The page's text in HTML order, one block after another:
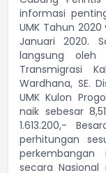
informasi
UMK Tahun
Januari 2020.
langsung oleh
Transmigrasi
Wardhana, SE.
UMK Kulon
naik sebesar
1.613.200,-
perhitungan
secara